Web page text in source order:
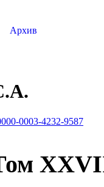
Архив
0003-4232-9587